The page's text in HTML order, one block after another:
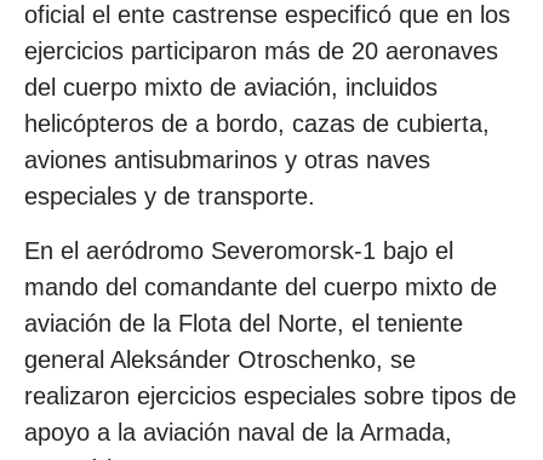
oficial el ente castrense especificó que en los
ejercicios participaron más de 20 aeronaves
del cuerpo mixto de aviación, incluidos
helicópteros de a bordo, cazas de cubierta,
aviones antisubmarinos y otras naves
especiales y de transporte.
En el aeródromo Severomorsk-1 bajo el
mando del comandante del cuerpo mixto de
aviación de la Flota del Norte, el teniente
general Aleksánder Otroschenko, se
realizaron ejercicios especiales sobre tipos de
apoyo a la aviación naval de la Armada,